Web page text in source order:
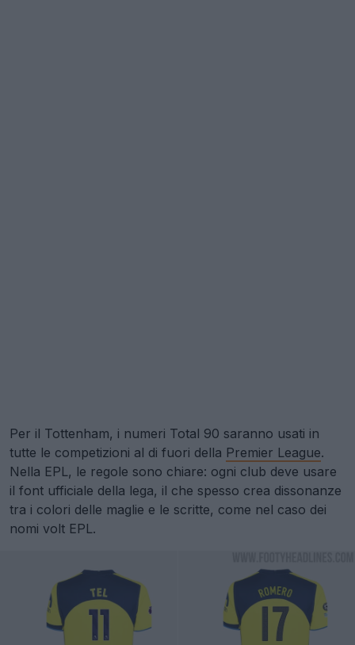
Per il Tottenham, i numeri Total 90 saranno usati in
tutte le competizioni al di fuori della Premier League.
Nella EPL, le regole sono chiare: ogni club deve usare
il font ufficiale della lega, il che spesso crea dissonanze
tra i colori delle maglie e le scritte, come nel caso dei
nomi volt EPL.